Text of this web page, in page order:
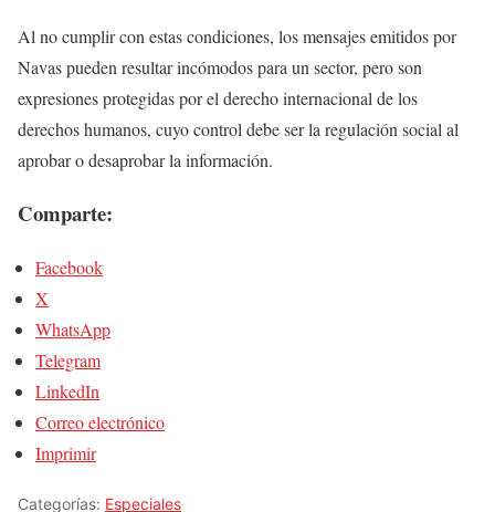
Al no cumplir con estas condiciones, los mensajes emitidos por
Navas pueden resultar incómodos para un sector, pero son
expresiones protegidas por el derecho internacional de los
derechos humanos, cuyo control debe ser la regulación social al
aprobar o desaprobar la información.
Comparte:
Facebook
X
WhatsApp
Telegram
LinkedIn
Correo electrónico
Imprimir
Categorías: Especiales